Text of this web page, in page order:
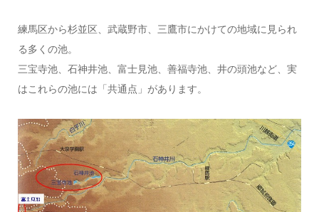
練馬区から杉並区、武蔵野市、三鷹市にかけての地域に見られ
る多くの池。
三宝寺池、石神井池、富士見池、善福寺池、井の頭池など、実
はこれらの池には「共通点」があります。